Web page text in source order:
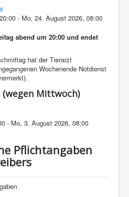
20:00 - Mo, 24. August 2026,08:00
abend um 20:00 und endet
hat der Tierarzt
Wochenende Notdienst
Mittwoch)
- Mo, 3. August 2026,08:00
Pflichtangaben